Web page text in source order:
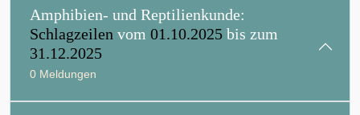
Amphibien- und Reptilienkunde:
Schlagzeilen vom 01.10.2025 bis zum
31.12.2025
0 Meldungen